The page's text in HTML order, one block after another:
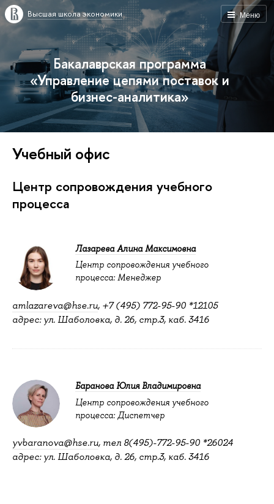
Меню
Высшая школа экономики
Бакалаврская программа
«Управление цепями поставок и
бизнес-аналитика»
Учебный офис
Центр сопровождения учебного
процесса
Лазарева Алина Максимовна
Центр сопровождения учебного
процесса: Менеджер
amlazareva@hse.ru, +7 (495) 772-95-90 *12105
адрес: ул. Шаболовка, д. 26, стр.3, каб. 3416
Баранова Юлия Владимировна
Центр сопровождения учебного
процесса: Диспетчер
yvbaranova@hse.ru, тел 8(495)-772-95-90 *26024
адрес: ул. Шаболовка, д. 26, стр.3, каб. 3416